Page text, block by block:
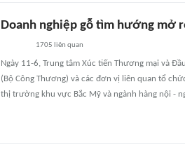
Doanh nghiệp gỗ tìm hướng mở
1705 liên quan
Ngày 11-6, Trung tâm Xúc tiến Thương mại và
(Bộ Công Thương) và các đơn vị liên quan tổ
thị trường khu vực Bắc Mỹ và ngành hàng nội -